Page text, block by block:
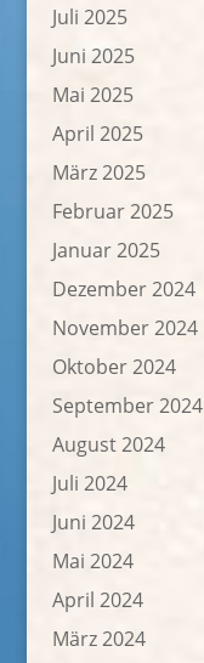
Juli 2025
Juni 2025
Mai 2025
April 2025
März 2025
Februar 2025
Januar 2025
Dezember 2024
November 2024
Oktober 2024
September 2024
August 2024
Juli 2024
Juni 2024
Mai 2024
April 2024
März 2024